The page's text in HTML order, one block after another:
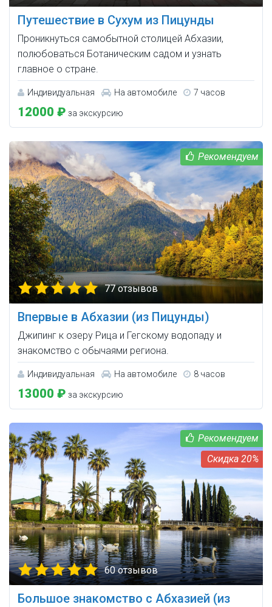
Путешествие в Сухум из Пицунды
Проникнуться самобытной столицей Абхазии,
полюбоваться Ботаническим садом и узнать
главное о стране.
Индивидуальная На автомобиле 7 часов
12000 ₽ за экскурсию
77 отзывов
Впервые в Абхазии (из Пицунды)
Джипинг к озеру Рица и Гегскому водопаду и
знакомство с обычаями региона.
Индивидуальная На автомобиле 8 часов
13000 ₽ за экскурсию
20%
60 отзывов
Большое знакомство с Абхазией (из